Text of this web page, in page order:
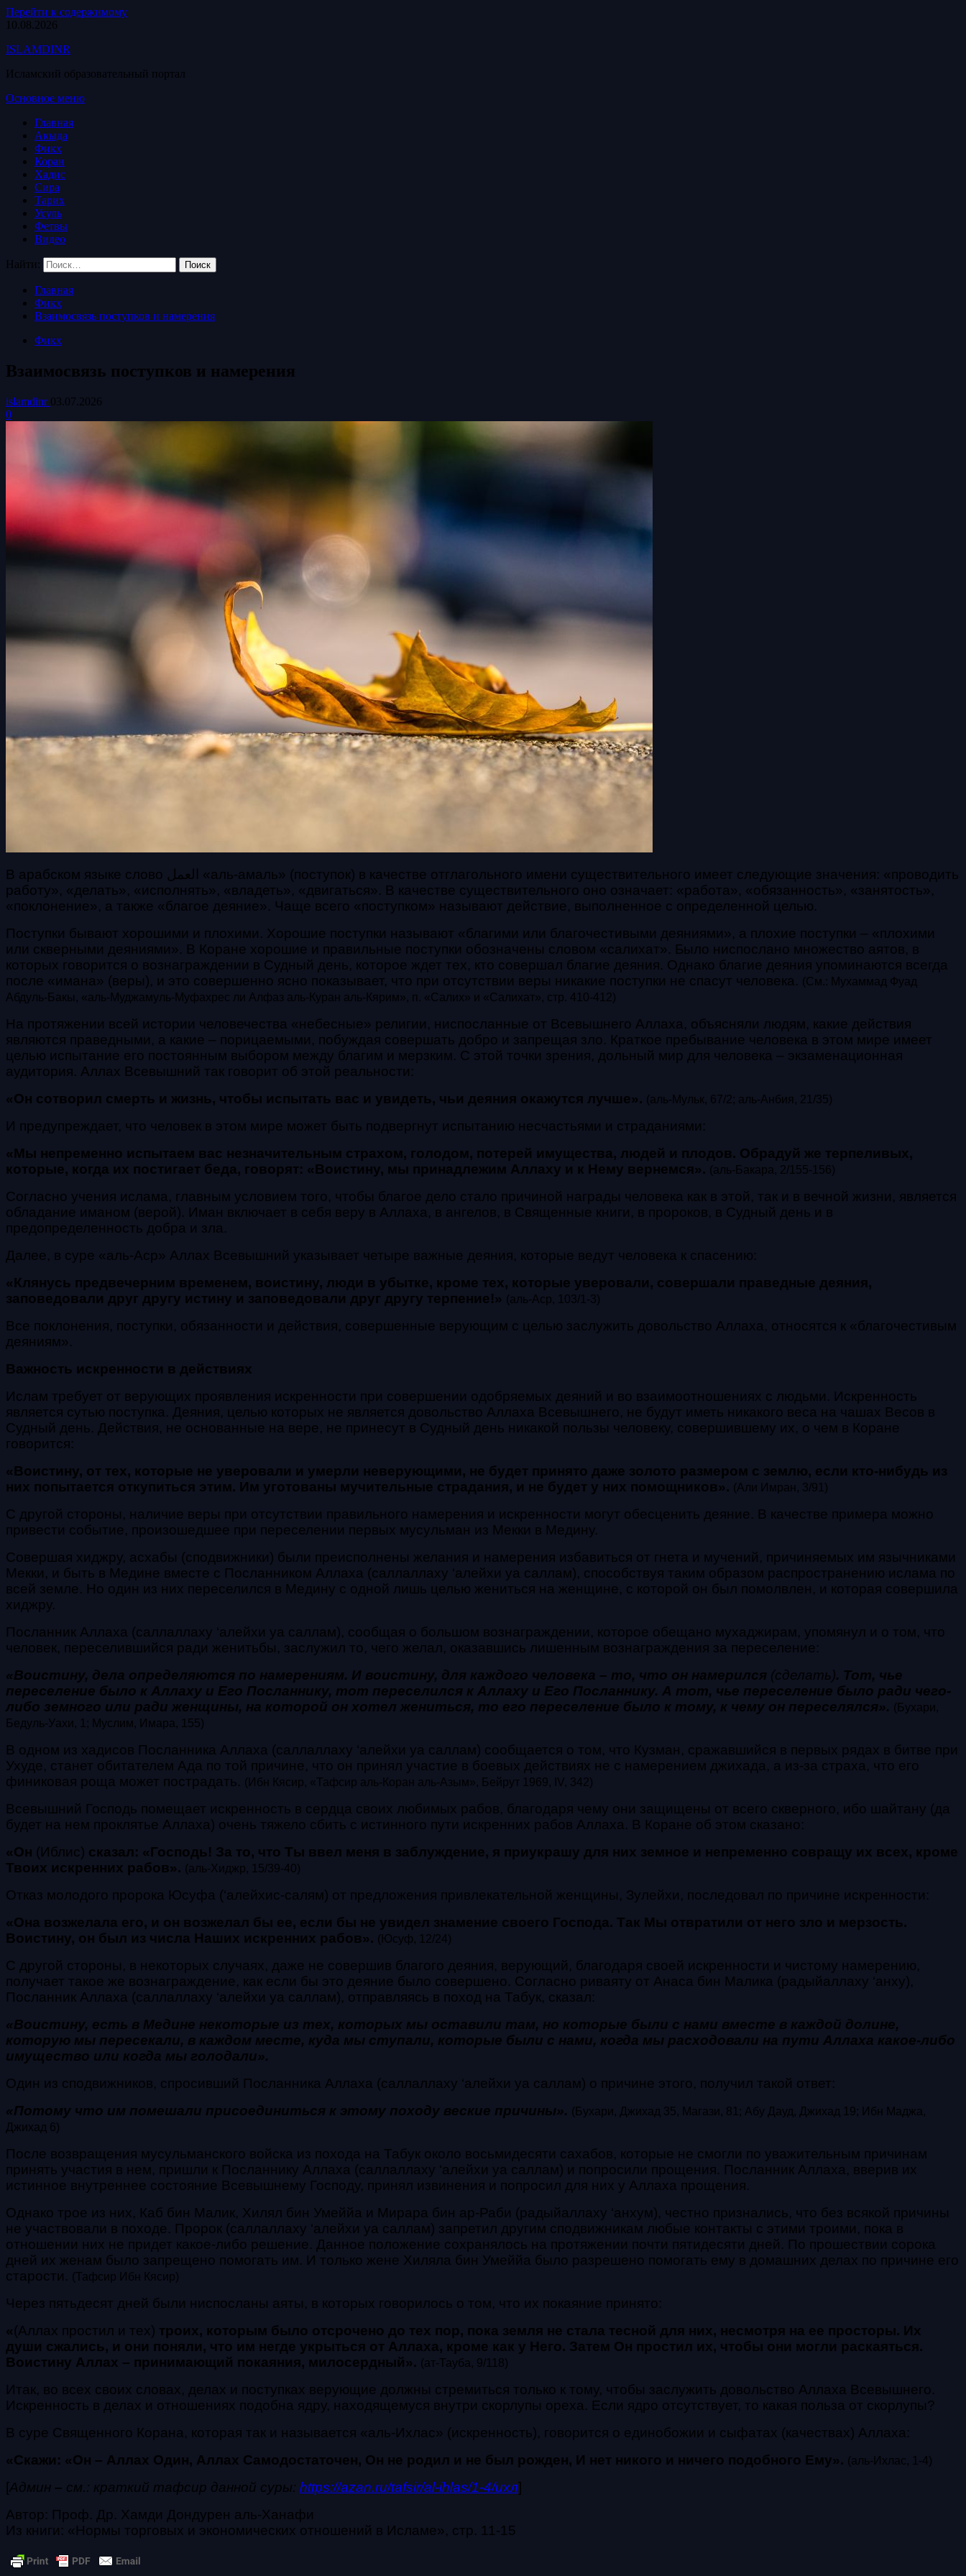
Перейти к содержимому
10.08.2026
ISLAMDINR
Исламский образовательный портал
Основное меню
Главная
Акыда
Фикх
Коран
Хадис
Сира
Тарих
Усуль
Фетвы
Видео
Найти:
Главная
Фикх
Взаимосвязь поступков и намерения
Фикх
Взаимосвязь поступков и намерения
islamdinr 03.07.2026
0
В арабском языке слово العمل «аль-амаль» (поступок) в качестве отглагольного имени существительного имеет следующие значения: «проводить
работу», «делать», «исполнять», «владеть», «двигаться». В качестве существительного оно означает: «работа», «обязанность», «занятость»,
«поклонение», а также «благое деяние». Чаще всего «поступком» называют действие, выполненное с определенной целью.
Поступки бывают хорошими и плохими. Хорошие поступки называют «благими или благочестивыми деяниями», а плохие поступки – «плохими
или скверными деяниями». В Коране хорошие и правильные поступки обозначены словом «салихат». Было ниспослано множество аятов, в
которых говорится о вознаграждении в Судный день, которое ждет тех, кто совершал благие деяния. Однако благие деяния упоминаются всегда
после «имана» (веры), и это совершенно ясно показывает, что при отсутствии веры никакие поступки не спасут человека. (См.: Мухаммад Фуад
Абдуль-Бакы, «аль-Муджамуль-Муфахрес ли Алфаз аль-Куран аль-Кярим», п. «Салих» и «Салихат», стр. 410-412)
На протяжении всей истории человечества «небесные» религии, ниспосланные от Всевышнего Аллаха, объясняли людям, какие действия
являются праведными, а какие – порицаемыми, побуждая совершать добро и запрещая зло. Краткое пребывание человека в этом мире имеет
целью испытание его постоянным выбором между благим и мерзким. С этой точки зрения, дольный мир для человека – экзаменационная
аудитория. Аллах Всевышний так говорит об этой реальности:
«Он сотворил смерть и жизнь, чтобы испытать вас и увидеть, чьи деяния окажутся лучше». (аль-Мульк, 67/2; аль-Анбия, 21/35)
И предупреждает, что человек в этом мире может быть подвергнут испытанию несчастьями и страданиями:
«Мы непременно испытаем вас незначительным страхом, голодом, потерей имущества, людей и плодов. Обрадуй же терпеливых,
которые, когда их постигает беда, говорят: «Воистину, мы принадлежим Аллаху и к Нему вернемся». (аль-Бакара, 2/155-156)
Согласно учения ислама, главным условием того, чтобы благое дело стало причиной награды человека как в этой, так и в вечной жизни, является
обладание иманом (верой). Иман включает в себя веру в Аллаха, в ангелов, в Священные книги, в пророков, в Судный день и в
предопределенность добра и зла.
Далее, в суре «аль-Аср» Аллах Всевышний указывает четыре важные деяния, которые ведут человека к спасению:
«Клянусь предвечерним временем, воистину, люди в убытке, кроме тех, которые уверовали, совершали праведные деяния,
заповедовали друг другу истину и заповедовали друг другу терпение!» (аль-Аср, 103/1-3)
Все поклонения, поступки, обязанности и действия, совершенные верующим с целью заслужить довольство Аллаха, относятся к «благочестивым
деяниям».
Важность искренности в действиях
Ислам требует от верующих проявления искренности при совершении одобряемых деяний и во взаимоотношениях с людьми. Искренность
является сутью поступка. Деяния, целью которых не является довольство Аллаха Всевышнего, не будут иметь никакого веса на чашах Весов в
Судный день. Действия, не основанные на вере, не принесут в Судный день никакой пользы человеку, совершившему их, о чем в Коране
говорится:
«Воистину, от тех, которые не уверовали и умерли неверующими, не будет принято даже золото размером с землю, если кто-нибудь из
них попытается откупиться этим. Им уготованы мучительные страдания, и не будет у них помощников». (Али Имран, 3/91)
С другой стороны, наличие веры при отсутствии правильного намерения и искренности могут обесценить деяние. В качестве примера можно
привести событие, произошедшее при переселении первых мусульман из Мекки в Медину.
Совершая хиджру, асхабы (сподвижники) были преисполнены желания и намерения избавиться от гнета и мучений, причиняемых им язычниками
Мекки, и быть в Медине вместе с Посланником Аллаха (саллаллаху ‘алейхи уа саллам), способствуя таким образом распространению ислама по
всей земле. Но один из них переселился в Медину с одной лишь целью жениться на женщине, с которой он был помолвлен, и которая совершила
хиджру.
Посланник Аллаха (саллаллаху ‘алейхи уа саллам), сообщая о большом вознаграждении, которое обещано мухаджирам, упомянул и о том, что
человек, переселившийся ради женитьбы, заслужил то, чего желал, оказавшись лишенным вознаграждения за переселение:
«Воистину, дела определяются по намерениям. И воистину, для каждого человека – то, что он намерился (сделать). Тот, чье
переселение было к Аллаху и Его Посланнику, тот переселился к Аллаху и Его Посланнику. А тот, чье переселение было ради чего-
либо земного или ради женщины, на которой он хотел жениться, то его переселение было к тому, к чему он переселялся». (Бухари,
Бедуль-Уахи, 1; Муслим, Имара, 155)
В одном из хадисов Посланника Аллаха (саллаллаху ‘алейхи уа саллам) сообщается о том, что Кузман, сражавшийся в первых рядах в битве при
Ухуде, станет обитателем Ада по той причине, что он принял участие в боевых действиях не с намерением джихада, а из-за страха, что его
финиковая роща может пострадать. (Ибн Кясир, «Тафсир аль-Коран аль-Азым», Бейрут 1969, IV, 342)
Всевышний Господь помещает искренность в сердца своих любимых рабов, благодаря чему они защищены от всего скверного, ибо шайтану (да
будет на нем проклятье Аллаха) очень тяжело сбить с истинного пути искренних рабов Аллаха. В Коране об этом сказано:
«Он (Иблис) сказал: «Господь! За то, что Ты ввел меня в заблуждение, я приукрашу для них земное и непременно совращу их всех, кроме
Твоих искренних рабов». (аль-Хиджр, 15/39-40)
Отказ молодого пророка Юсуфа (‘алейхис-салям) от предложения привлекательной женщины, Зулейхи, последовал по причине искренности:
«Она возжелала его, и он возжелал бы ее, если бы не увидел знамение своего Господа. Так Мы отвратили от него зло и мерзость.
Воистину, он был из числа Наших искренних рабов». (Юсуф, 12/24)
С другой стороны, в некоторых случаях, даже не совершив благого деяния, верующий, благодаря своей искренности и чистому намерению,
получает такое же вознаграждение, как если бы это деяние было совершено. Согласно риваяту от Анаса бин Малика (радыйаллаху ‘анху),
Посланник Аллаха (саллаллаху ‘алейхи уа саллам), отправляясь в поход на Табук, сказал:
«Воистину, есть в Медине некоторые из тех, которых мы оставили там, но которые были с нами вместе в каждой долине,
которую мы пересекали, в каждом месте, куда мы ступали, которые были с нами, когда мы расходовали на пути Аллаха какое-либо
имущество или когда мы голодали».
Один из сподвижников, спросивший Посланника Аллаха (саллаллаху ‘алейхи уа саллам) о причине этого, получил такой ответ:
«Потому что им помешали присоединиться к этому походу веские причины». (Бухари, Джихад 35, Магази, 81; Абу Дауд, Джихад 19; Ибн Маджа,
Джихад 6)
После возвращения мусульманского войска из похода на Табук около восьмидесяти сахабов, которые не смогли по уважительным причинам
принять участия в нем, пришли к Посланнику Аллаха (саллаллаху ‘алейхи уа саллам) и попросили прощения. Посланник Аллаха, вверив их
истинное внутреннее состояние Всевышнему Господу, принял извинения и попросил для них у Аллаха прощения.
Однако трое из них, Каб бин Малик, Хилял бин Умеййа и Мирара бин ар-Раби (радыйаллаху ‘анхум), честно признались, что без всякой причины
не участвовали в походе. Пророк (саллаллаху ‘алейхи уа саллам) запретил другим сподвижникам любые контакты с этими троими, пока в
отношении них не придет какое-либо решение. Данное положение сохранялось на протяжении почти пятидесяти дней. По прошествии сорока
дней их женам было запрещено помогать им. И только жене Хиляла бин Умеййа было разрешено помогать ему в домашних делах по причине его
старости. (Тафсир Ибн Кясир)
Через пятьдесят дней были ниспосланы аяты, в которых говорилось о том, что их покаяние принято:
«(Аллах простил и тех) троих, которым было отсрочено до тех пор, пока земля не стала тесной для них, несмотря на ее просторы. Их
души сжались, и они поняли, что им негде укрыться от Аллаха, кроме как у Него. Затем Он простил их, чтобы они могли раскаяться.
Воистину Аллах – принимающий покаяния, милосердный». (ат-Тауба, 9/118)
Итак, во всех своих словах, делах и поступках верующие должны стремиться только к тому, чтобы заслужить довольство Аллаха Всевышнего.
Искренность в делах и отношениях подобна ядру, находящемуся внутри скорлупы ореха. Если ядро отсутствует, то какая польза от скорлупы?
В суре Священного Корана, которая так и называется «аль-Ихлас» (искренность), говорится о единобожии и сыфатах (качествах) Аллаха:
«Скажи: «Он – Аллах Один, Аллах Самодостаточен, Он не родил и не был рожден, И нет никого и ничего подобного Ему». (аль-Ихлас, 1-4)
[Админ – см.: краткий тафсир данной суры: https://azan.ru/tafsir/al-ihlas/1-4/ихл]
Автор: Проф. Др. Хамди Дондурен аль-Ханафи
Из книги: «Нормы торговых и экономических отношений в Исламе», стр. 11-15